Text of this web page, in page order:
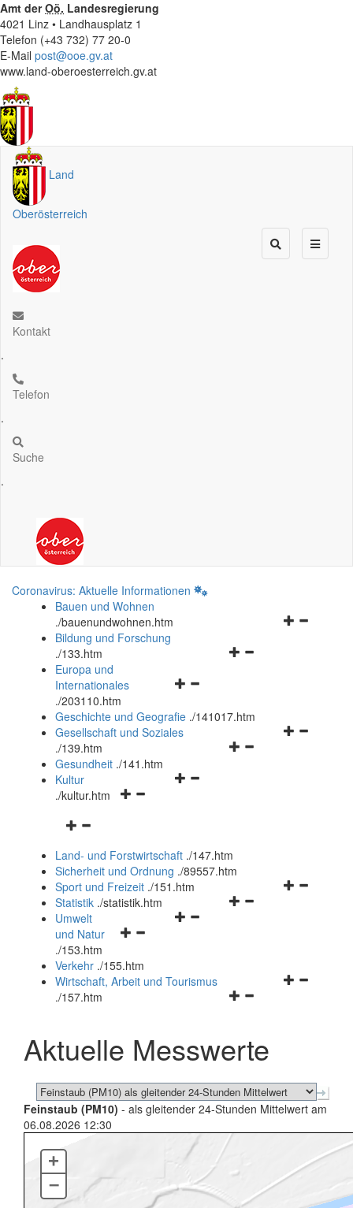
Amt derOö. Landesregierung
4021 Linz • Landhausplatz 1
Telefon (+43 732) 77 20-0
E-Mail post@ooe.gv.at
www.land-oberoesterreich.gv.at
Land
Oberösterreich
Kontakt
.
Telefon
.
Suche
.
Coronavirus: Aktuelle Informationen
Bauen und Wohnen
./bauenundwohnen.htm
Navigationsmenü
Bildung und Forschung
./133.htm
Navigationsmenü
und
schließen
Europa und
Internationales
./203110.htm
Geschichte und Geografie ./141017.htm
Navigationsmenü
Gesellschaft und Soziales
./139.htm
Navigationsmenü
Gesundheit ./141.htm
Navigationsmenü
Kultur
./kultur.htm
Navigationsmenü
und
schließen
Land- und Forstwirtschaft ./147.htm
Sicherheit und Ordnung ./89557.htm
Navigationsmenü
Sport und Freizeit ./151.htm
Navigationsmenü
Statistik ./statistik.htm
Navigationsmenü
und
schließen
Umwelt
und Natur
./153.htm
Verkehr ./155.htm
Navigationsmenü
schließen
Wirtschaft, Arbeit und Tourismus
./157.htm
Aktuelle Messwerte
Feinstaub (PM10) - als gleitender 24-Stunden Mittelwert am
06.08.2026 12:30
+
–